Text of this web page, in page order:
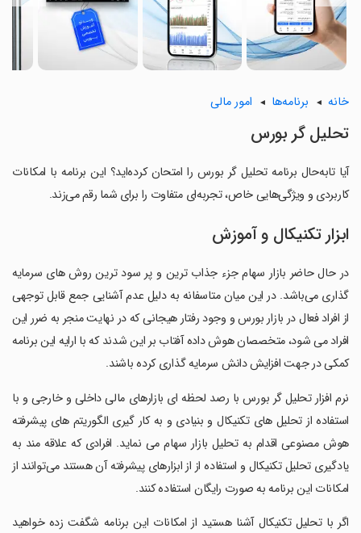
خانه برنامه‌ها امور مالی
تحلیل گر بورس
آیا تابه‌حال برنامه تحلیل گر بورس را امتحان کرده‌اید؟ این برنامه با امکانات
کاربردی و ویژگی‌هایی خاص، تجربه‌ای متفاوت را برای شما رقم می‌زند.
ابزار تکنیکال و آموزش
در حال حاضر بازار سهام جزء جذاب ترین و پر سود ترین روش های سرمایه
گذاری می‌باشد. در این میان متاسفانه به دلیل عدم آشنایی جمع قابل توجهی
از افراد فعال در بازار بورس و وجود رفتار هیجانی که در نهایت منجر به ضرر این
افراد می شود، متخصصان هوش داده آفتاب بر این شدند که با ارایه این برنامه
کمکی در جهت افزایش دانش سرمایه گذاری کرده باشند.
‏نرم افزار تحلیل گر بورس با رصد لحظه ای بازارهای مالی داخلی و خارجی و با
استفاده از تحلیل های تکنیکال و بنیادی و به کار گیری الگوریتم های پیشرفته
هوش مصنوعی اقدام به تحلیل بازار سهام می نماید. افرادی که علاقه مند به
یادگیری تحلیل تکنیکال و استفاده از از ابزارهای پیشرفته آن هستند می‌توانند از
امکانات این برنامه به صورت رایگان استفاده کنند.
‏اگر با تحلیل تکنیکال آشنا هستید از امکانات این برنامه شگفت زده خواهید